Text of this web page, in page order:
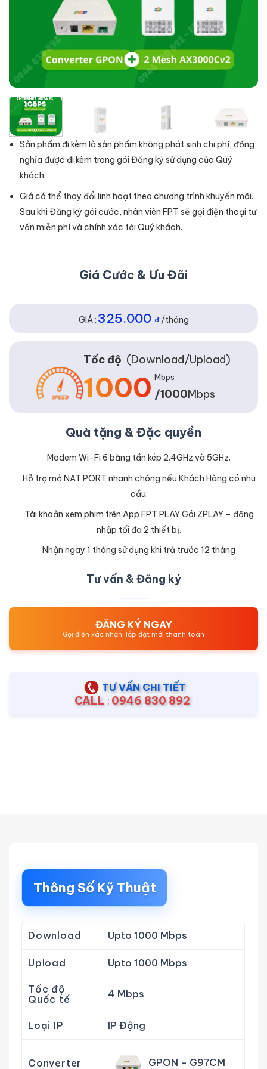
Sản phẩm đi kèm là sản phẩm không phát sinh chi phí, đồng
nghĩa được đi kèm trong gói Đăng ký sử dụng của Quý
khách.
Giá có thể thay đổi linh hoạt theo chương trình khuyến mãi.
Sau khi Đăng ký gói cước, nhân viên FPT sẽ gọi điện thoại tư
vấn miễn phí và chính xác tới Quý khách.
Giá Cước & Ưu Đãi
GIÁ : 325.000 ₫/tháng
Tốc độ (Download/Upload)
1000 Mbps
/1000Mbps
Quà tặng & Đặc quyền
Modem Wi-Fi 6 băng tần kép 2.4GHz và 5GHz.
Hỗ trợ mở NAT PORT nhanh chóng nếu Khách Hàng có nhu
cầu.
Tài khoản xem phim trên App FPT PLAY Gói ZPLAY – đăng
nhập tối đa 2 thiết bị.
Nhận ngay 1 tháng sử dụng khi trả trước 12 tháng
Tư vấn & Đăng ký
ĐĂNG KÝ NGAY
Gọi điện xác nhận, lắp đặt mới thanh toán
TƯ VẤN CHI TIẾT
CALL : 0946 830 892
Thông Số Kỹ Thuật
Download Upto 1000 Mbps
Upload Upto 1000 Mbps
Tốc độ
Quốc tế
4 Mbps
Loại IP IP Động
Converter GPON – G97CM